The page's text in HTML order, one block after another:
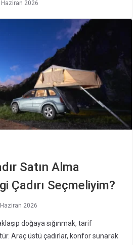
Haziran 2026
Satın Alma
Çadırı Seçmeliyim?
2026
doğaya sığınmak, tarif
Araç üstü çadırlar, konfor sunarak